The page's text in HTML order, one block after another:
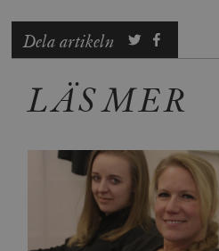
Dela artikeln
LÄS MER